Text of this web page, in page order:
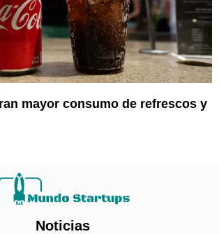
mayor consumo de refrescos y
Noticias